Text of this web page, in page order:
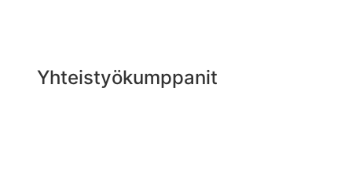
Yhteistyökumppanit